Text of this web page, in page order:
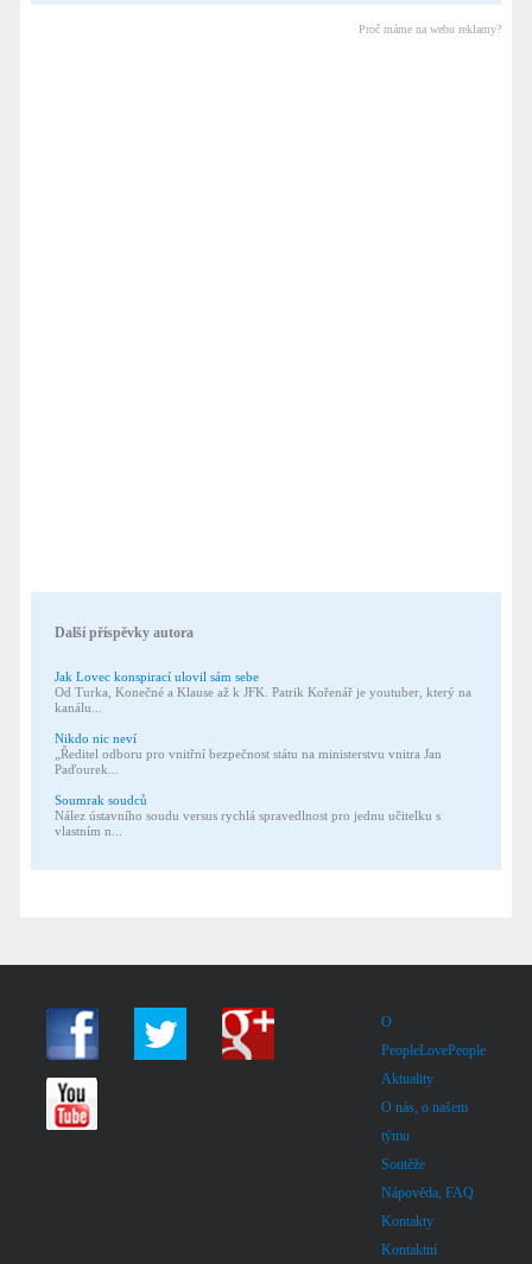
Proč máme na webu reklamy?
Další příspěvky autora
Jak Lovec konspirací ulovil sám sebe
Od Turka, Konečné a Klause až k JFK. Patrik Kořenář je youtuber, který na
kanálu...
Nikdo nic neví
„Ředitel odboru pro vnitřní bezpečnost státu na ministerstvu vnitra Jan
Paďourek...
Soumrak soudců
Nález ústavního soudu versus rychlá spravedlnost pro jednu učitelku s
vlastním n...
O
PeopleLovePeople
Aktuality
O nás, o našem
týmu
Soutěže
Nápověda, FAQ
Kontakty
Kontaktní